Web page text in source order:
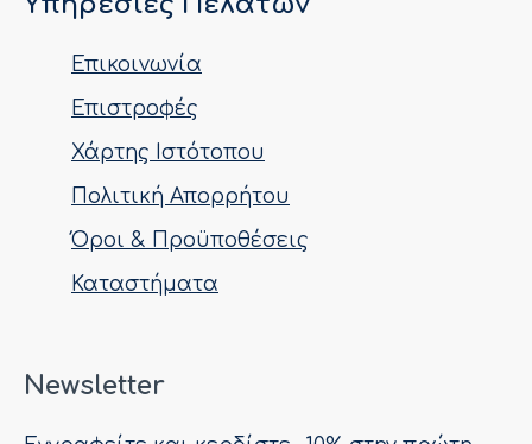
Επικοινωνία
Επιστροφές
Χάρτης Ιστότοπου
Πολιτική Απορρήτου
Όροι & Προϋποθέσεις
Καταστήματα
Newsletter